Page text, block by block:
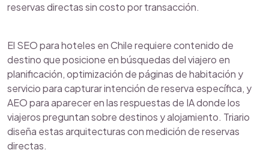
reservas directas sin costo por transacción.
El SEO para hoteles en Chile requiere contenido de
destino que posicione en búsquedas del viajero en
planificación, optimización de páginas de habitación y
servicio para capturar intención de reserva específica, y
AEO para aparecer en las respuestas de IA donde los
viajeros preguntan sobre destinos y alojamiento. Triario
diseña estas arquitecturas con medición de reservas
directas.